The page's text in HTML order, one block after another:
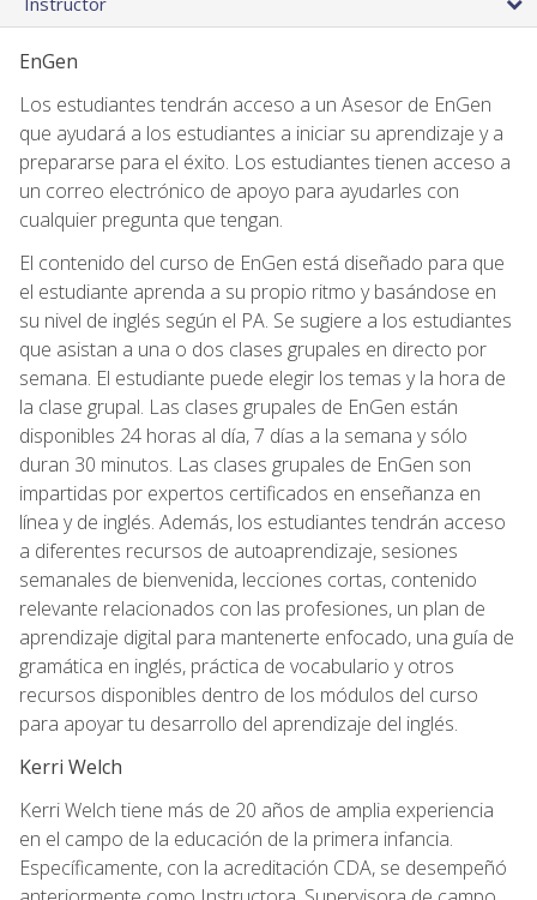
EnGen
Los estudiantes tendrán acceso a un Asesor de EnGen
que ayudará a los estudiantes a iniciar su aprendizaje y a
prepararse para el éxito. Los estudiantes tienen acceso a
un correo electrónico de apoyo para ayudarles con
cualquier pregunta que tengan.
El contenido del curso de EnGen está diseñado para que
el estudiante aprenda a su propio ritmo y basándose en
su nivel de inglés según el PA. Se sugiere a los estudiantes
que asistan a una o dos clases grupales en directo por
semana. El estudiante puede elegir los temas y la hora de
la clase grupal. Las clases grupales de EnGen están
disponibles 24 horas al día, 7 días a la semana y sólo
duran 30 minutos. Las clases grupales de EnGen son
impartidas por expertos certificados en enseñanza en
línea y de inglés. Además, los estudiantes tendrán acceso
a diferentes recursos de autoaprendizaje, sesiones
semanales de bienvenida, lecciones cortas, contenido
relevante relacionados con las profesiones, un plan de
aprendizaje digital para mantenerte enfocado, una guía de
gramática en inglés, práctica de vocabulario y otros
recursos disponibles dentro de los módulos del curso
para apoyar tu desarrollo del aprendizaje del inglés.
Kerri Welch
Kerri Welch tiene más de 20 años de amplia experiencia
en el campo de la educación de la primera infancia.
Específicamente, con la acreditación CDA, se desempeñó